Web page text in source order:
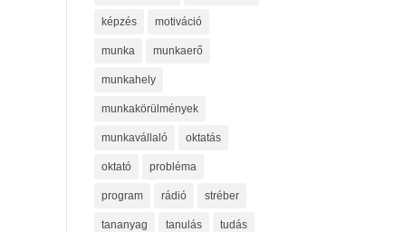
képzés motiváció
munka munkaerő
munkahely
munkakörülmények
munkavállaló oktatás
oktató probléma
program rádió stréber
tananyag tanulás tudás